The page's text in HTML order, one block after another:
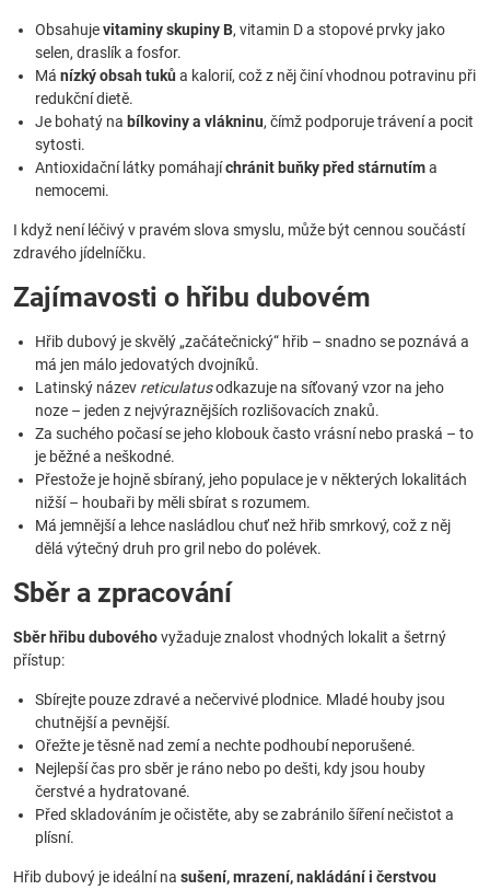
Obsahujevitaminy skupiny B, vitamin D a stopové prvky jako
selen, draslík a fosfor.
Má nízký obsah tuků a kalorií, což z něj činí vhodnou potravinu při
redukční dietě.
Je bohatý na bílkoviny a vlákninu, čímž podporuje trávení a pocit
sytosti.
Antioxidační látky pomáhajíchránit buňky před stárnutíma
nemocemi.
I když není léčivý v pravém slova smyslu, může být cennou součástí
zdravého jídelníčku.
Zajímavosti o hřibu dubovém
Hřib dubový je skvělý „začátečnický“ hřib – snadno se poznává a
má jen málo jedovatých dvojníků.
Latinský název reticulatusodkazuje na síťovaný vzor na jeho
noze – jeden z nejvýraznějších rozlišovacích znaků.
Za suchého počasí se jeho klobouk často vrásní nebo praská – to
je běžné a neškodné.
Přestože je hojně sbíraný, jeho populace je v některých lokalitách
nižší – houbaři by měli sbírat s rozumem.
Má jemnější a lehce nasládlou chuť než hřib smrkový, což z něj
dělá výtečný druh pro gril nebo do polévek.
Sběr a zpracování
Sběr hřibu dubovéhovyžaduje znalost vhodných lokalit a šetrný
přístup:
Sbírejte pouze zdravé a nečervivé plodnice. Mladé houby jsou
chutnější a pevnější.
Ořežte je těsně nad zemí a nechte podhoubí neporušené.
Nejlepší čas pro sběr je ráno nebo po dešti, kdy jsou houby
čerstvé a hydratované.
Před skladováním je očistěte, aby se zabránilo šíření nečistot a
plísní.
Hřib dubový je ideální na sušení, mrazení, nakládání i čerstvou